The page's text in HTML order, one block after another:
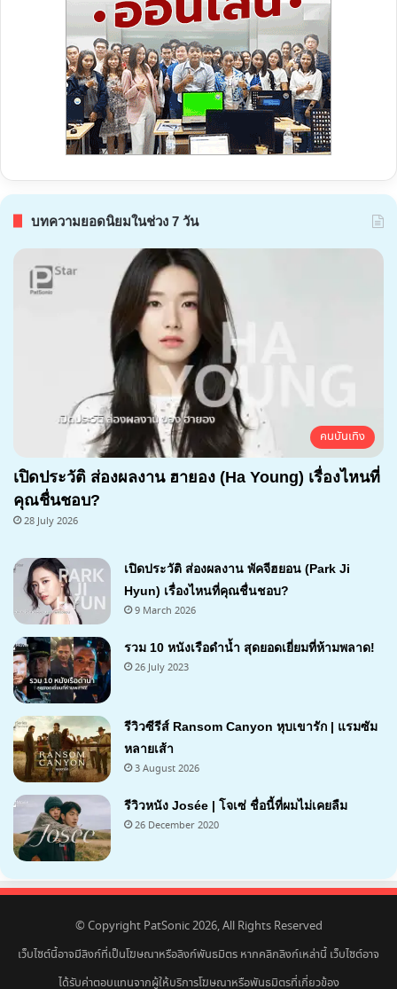
บทความยอดนิยมในช่วง 7 วัน
คนบันเทิง
เปิดประวัติ ส่องผลงาน ฮายอง (Ha Young) เรื่องไหนที่
คุณชื่นชอบ?
28 July 2026
เปิดประวัติ ส่องผลงาน พัคจีฮยอน (Park Ji
Hyun) เรื่องไหนที่คุณชื่นชอบ?
9 March 2026
รวม 10 หนังเรือดำน้ำ สุดยอดเยี่ยมที่ห้ามพลาด!
26 July 2023
7.1
รีวิวซีรีส์ Ransom Canyon หุบเขารัก | แรมซัม
หลายเส้า
3 August 2026
7.2
รีวิวหนัง Josée | โจเซ่ ชื่อนี้ที่ผมไม่เคยลืม
26 December 2020
© Copyright PatSonic 2026, All Rights Reserved
เว็บไซต์นี้อาจมีลิงก์ที่เป็นโฆษณาหรือลิงก์พันธมิตร หากคลิกลิงก์เหล่านี้ เว็บไซต์อาจ
ได้รับค่าตอบแทนจากผู้ให้บริการโฆษณาหรือพันธมิตรที่เกี่ยวข้อง